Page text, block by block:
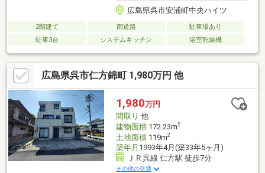
広島県呉市安浦町中央ハイツ
2階建て 南道路
駐車場あり
駐車3台
システムキッチン 浴室乾燥機
広島県呉市仁方錦町 1,980万円 他
1,980万円
間取り 他
建物面積172.23m2
土地面積119m2
築年月 1993年4月(築33年5ヶ月)
ＪＲ呉線 仁方駅 徒歩7分
その他の交通